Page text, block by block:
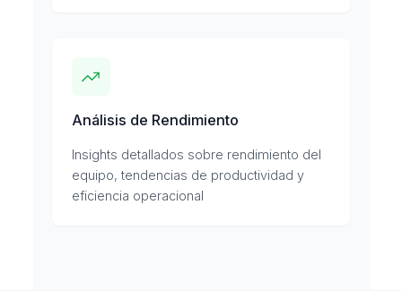
Análisis de Rendimiento
Insights detallados sobre rendimiento del
equipo, tendencias de productividad y
eficiencia operacional